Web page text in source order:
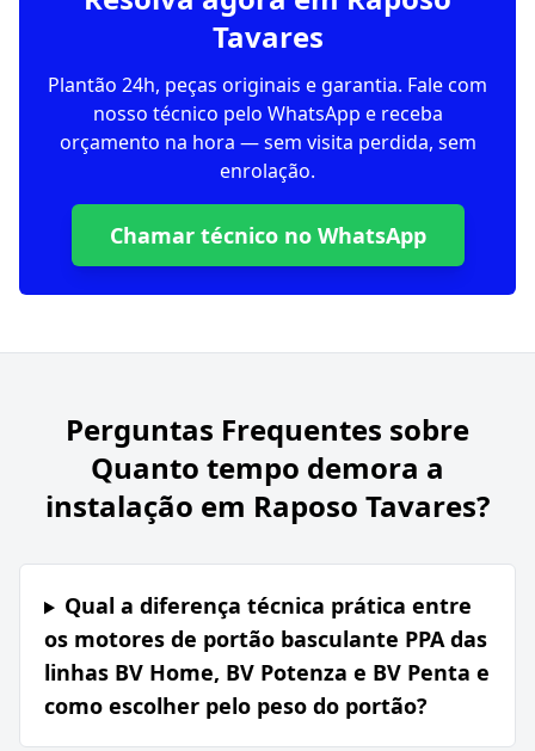
Tavares
Plantão 24h, peças originais e garantia. Fale com
nosso técnico pelo WhatsApp e receba
orçamento na hora — sem visita perdida, sem
enrolação.
Chamar técnico no WhatsApp
Perguntas Frequentes sobre
Quanto tempo demora a
instalação em Raposo Tavares?
Qual a diferença técnica prática entre
os motores de portão basculante PPA das
linhas BV Home, BV Potenza e BV Penta e
como escolher pelo peso do portão?